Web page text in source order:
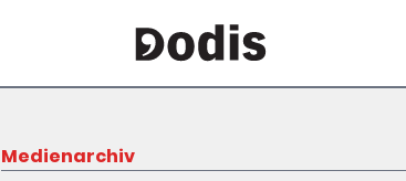
Medienarchiv